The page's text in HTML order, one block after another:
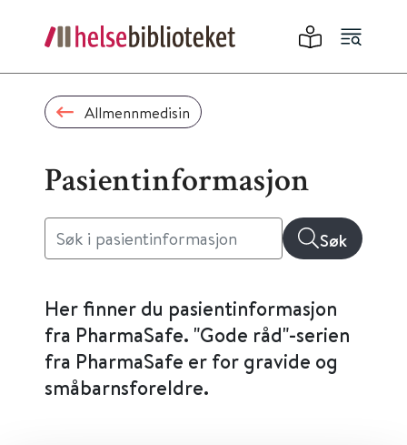
Allmennmedisin
Pasientinformasjon
Søk
Her finner du pasientinformasjon
fra PharmaSafe. "Gode råd"-serien
fra PharmaSafe er for gravide og
småbarnsforeldre.